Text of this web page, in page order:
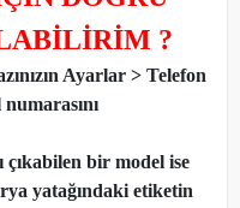
?
Ayarlar > Telefon
bir model ise
yatağındaki etiketin